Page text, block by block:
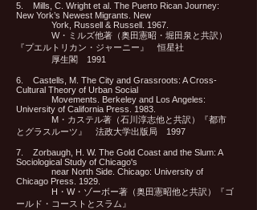
5. Mills, C. Wright et al. The Puerto Rican Journey:
New York’s Newest Migrants. New
York, Russell & Russell. 1967.
W・ミルズ他著（奥田憲昭・堀田泉と共訳）
『プエルトリカン・ジャーニー』 恒星社
厚生閣 1991
6. Castells, M. The City and Grassroots: A Cross-
Cultural Theory of Urban Social
Movements. Berkeley and Los Angeles:
University of California Press. 1983.
M・カステル著（石川淳志他と共訳）『都市
とグラスルーツ』 法政大学出版局 1997
7. Zorbaugh, H. W. The Gold Coast and the Slum: A
Sociological Study of Chicago's
near North Side. Chicago: University of
Chicago Press. 1929.
H・W・ゾーボー著（奥田憲昭他と共訳）『ゴ
ールド・コーストとスラム』